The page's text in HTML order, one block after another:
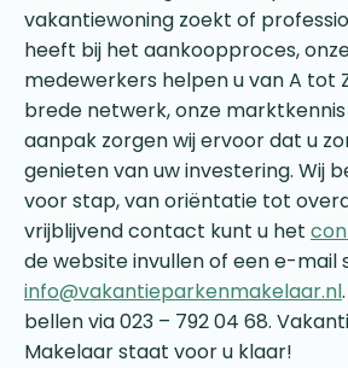
vakantiewoning zoekt of
heeft bij het aankoopproces,
medewerkers helpen u van A tot
brede netwerk, onze
aanpak zorgen wij ervoor dat u
genieten van uw investering. Wij
voor stap, van oriëntatie tot
vrijblijvend contact kunt u het
de website invullen of een e-mail
info@vakantieparkenmakelaar.nl
bellen via 023 – 792 04 68.
Makelaar staat voor u klaar!